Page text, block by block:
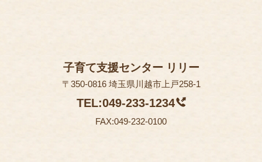
子育て支援センター リリー
〒350-0816 埼玉県川越市上戸258-1
TEL:049-233-1234
FAX:049-232-0100